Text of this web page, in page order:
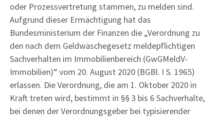
oder Prozessvertretung stammen, zu melden sind.
Aufgrund dieser Ermächtigung hat das
Bundesministerium der Finanzen die „Verordnung zu
den nach dem Geldwäschegesetz meldepflichtigen
Sachverhalten im Immobilienbereich (GwGMeldV-
Immobilien)“ vom 20. August 2020 (BGBl. I S. 1965)
erlassen. Die Verordnung, die am 1. Oktober 2020 in
Kraft treten wird, bestimmt in §§ 3 bis 6 Sachverhalte,
bei denen der Verordnungsgeber bei typisierender